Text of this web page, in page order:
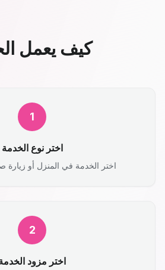
كيف يعمل
1
اختر نوع الخدمة
اختر الخدمة في المنزل أو زيارة
2
اختر مزود